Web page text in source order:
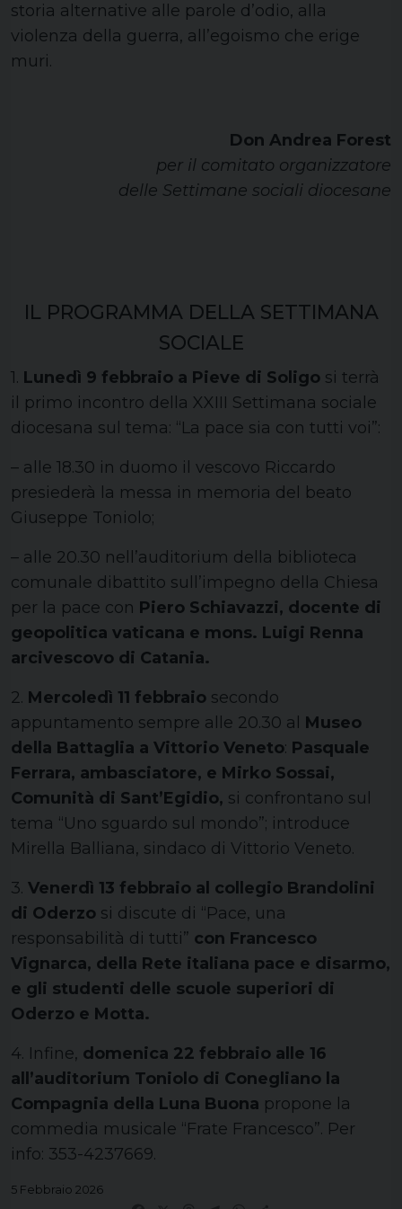
storia alternative alle parole d’odio, alla
violenza della guerra, all’egoismo che erige
muri.
Don Andrea Forest
per il comitato organizzatore
delle Settimane sociali diocesane
IL PROGRAMMA DELLA SETTIMANA
SOCIALE
1. Lunedì 9 febbraio a Pieve di Soligo si terrà
il primo incontro della XXIII Settimana sociale
diocesana sul tema: “La pace sia con tutti voi”:
– alle 18.30 in duomo il vescovo Riccardo
presiederà la messa in memoria del beato
Giuseppe Toniolo;
– alle 20.30 nell’auditorium della biblioteca
comunale dibattito sull’impegno della Chiesa
per la pace con Piero Schiavazzi, docente di
geopolitica vaticana e mons. Luigi Renna
arcivescovo di Catania.
2. Mercoledì 11 febbraio secondo
appuntamento sempre alle 20.30 al Museo
della Battaglia a Vittorio Veneto: Pasquale
Ferrara, ambasciatore, e Mirko Sossai,
Comunità di Sant’Egidio, si confrontano sul
tema “Uno sguardo sul mondo”; introduce
Mirella Balliana, sindaco di Vittorio Veneto.
3. Venerdì 13 febbraio al collegio Brandolini
di Oderzo si discute di “Pace, una
responsabilità di tutti” con Francesco
Vignarca, della Rete italiana pace e disarmo,
e gli studenti delle scuole superiori di
Oderzo e Motta.
4. Infine, domenica 22 febbraio alle 16
all’auditorium Toniolo di Conegliano la
Compagnia della Luna Buona propone la
commedia musicale “Frate Francesco”. Per
info: 353-4237669.
5 Febbraio 2026